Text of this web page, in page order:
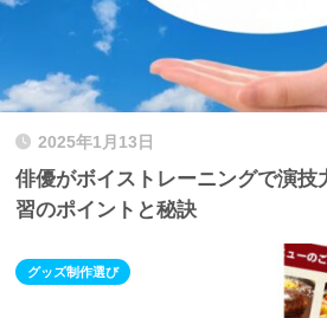
2025年1月13日
俳優がボイストレーニングで演技
習のポイントと秘訣
グッズ制作選び